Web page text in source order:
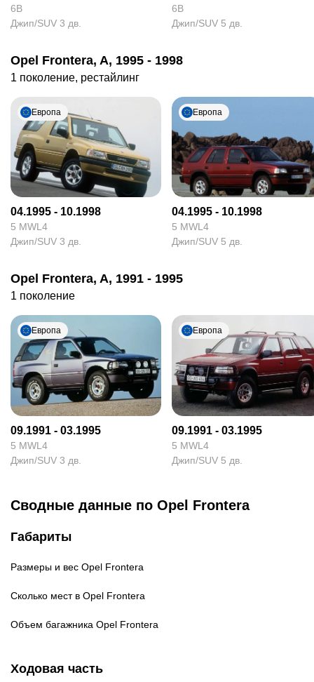
6B
Джип/SUV 3 дв.
6B
Джип/SUV 5 дв.
Opel Frontera, A, 1995 - 1998
1 поколение, рестайлинг
Европа
04.1995 - 10.1998
5 MWL4
Джип/SUV 3 дв.
Европа
04.1995 - 10.1998
5 MWL4
Джип/SUV 5 дв.
Opel Frontera, A, 1991 - 1995
1 поколение
Европа
09.1991 - 03.1995
5 MWL4
Джип/SUV 3 дв.
Европа
09.1991 - 03.1995
5 MWL4
Джип/SUV 5 дв.
Сводные данные по Opel Frontera
Габариты
Размеры и вес Opel Frontera
Сколько мест в Opel Frontera
Объем багажника Opel Frontera
Ходовая часть